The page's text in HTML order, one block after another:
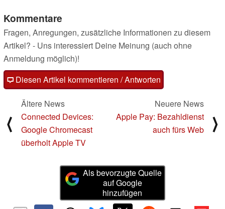
Kommentare
Fragen, Anregungen, zusätzliche Informationen zu diesem
Artikel? - Uns interessiert Deine Meinung (auch ohne
Anmeldung möglich)!
Diesen Artikel kommentieren / Antworten
⟨
Ältere News
Connected Devices:
Google Chromecast
überholt Apple TV
Neuere News
Apple Pay: Bezahldienst
auch fürs Web
⟩
Als bevorzugte Quelle
auf Google
hinzufügen